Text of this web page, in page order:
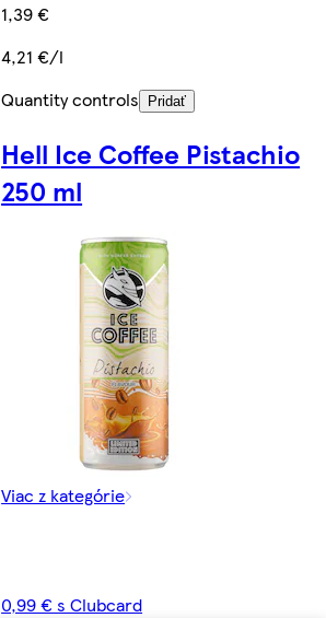
1,39 €
4,21 €/l
Quantity controls
Pridať
Hell Ice Coffee Pistachio
250 ml
Viac z kategórie
0,99 € s Clubcard